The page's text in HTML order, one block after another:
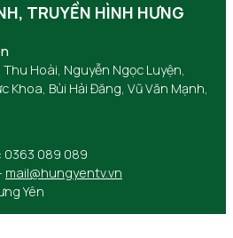
TRUYỀN HÌNH HƯNG
Hoài, Nguyễn Ngọc Luyện,
Khoa, Bùi Hải Đăng, Vũ Văn Mạnh,
0363 089 089
mail@hungyentv.vn
Yên